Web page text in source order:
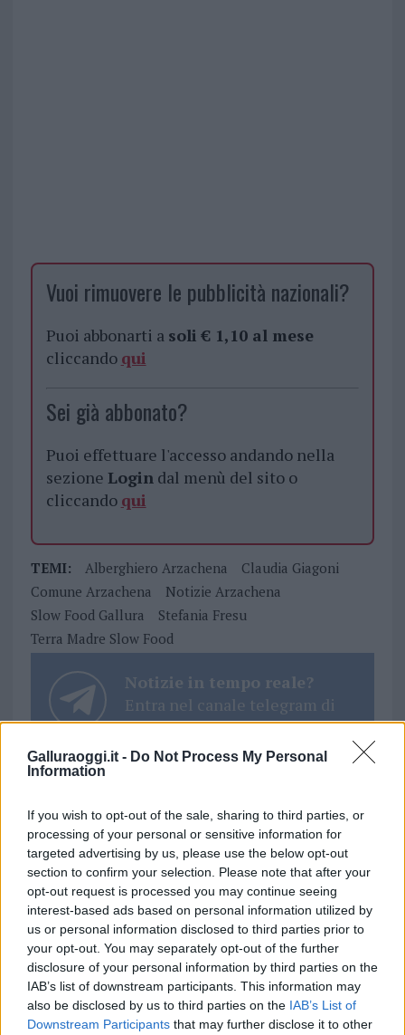
Galluraoggi.it - Do Not Process My Personal
Information
If you wish to opt-out of the sale, sharing to third parties, or
processing of your personal or sensitive information for
targeted advertising by us, please use the below opt-out
section to confirm your selection. Please note that after your
opt-out request is processed you may continue seeing
interest-based ads based on personal information utilized by
us or personal information disclosed to third parties prior to
your opt-out. You may separately opt-out of the further
disclosure of your personal information by third parties on the
IAB’s list of downstream participants. This information may
also be disclosed by us to third parties on the IAB’s List of
Downstream Participants that may further disclose it to other
Vuoi rimuovere le pubblicità nazionali?
Puoi abbonarti a soli € 1,10 al mese
cliccando qui
Sei già abbonato?
Puoi effettuare l'accesso andando nella
sezione Logindal menù del sito o
cliccando qui
TEMI: Alberghiero Arzachena
Claudia Giagoni
Comune Arzachena
Notizie Arzachena
Slow Food Gallura
Stefania Fresu
Terra Madre Slow Food
Notizie in tempo reale?
Entra nel canale telegram di
GalluraOggi.it
Inviaci le tue segnalazioni,
i tuoi video e le tue foto
Su WhatsApp al numero +39
345 356 7512
Ricevi le nostre ultime news